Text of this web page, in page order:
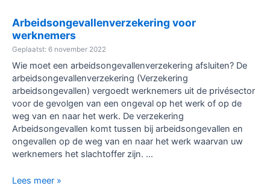
Wie
rijdt,
drinkt
Arbeidsongevallenverzekering voor
werknemers
Geplaatst: 6 november 2022
Wie moet een arbeidsongevallenverzekering afsluiten? De
arbeidsongevallenverzekering (Verzekering
arbeidsongevallen) vergoedt werknemers uit de privésector
voor de gevolgen van een ongeval op het werk of op de
weg van en naar het werk. De verzekering
Arbeidsongevallen komt tussen bij arbeidsongevallen en
ongevallen op de weg van en naar het werk waarvan uw
werknemers het slachtoffer zijn. …
Arbeidsongevallenverzekering
Lees meer »